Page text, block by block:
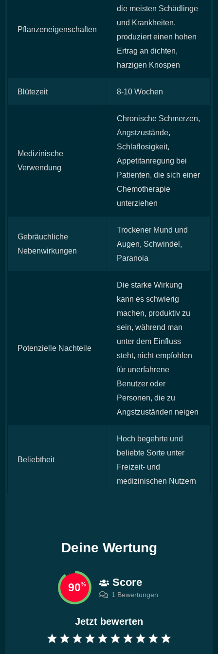
Pflanzeneigenschaften
die meisten Schädlinge
und Krankheiten,
produziert einen hohen
Ertrag an dichten,
harzigen Knospen
Blütezeit 8-10 Wochen
Medizinische
Verwendung
Chronische Schmerzen,
Angstzustände,
Schlaflosigkeit,
Appetitanregung bei
Patienten, die sich einer
Chemotherapie
unterziehen
Gebräuchliche
Nebenwirkungen
Trockener Mund und
Augen, Schwindel,
Paranoia
Potenzielle Nachteile
Die starke Wirkung
kann es schwierig
machen, produktiv zu
sein, während man
unter dem Einfluss
steht, nicht empfohlen
für unerfahrene
Benutzer oder
Personen, die zu
Angstzuständen neigen
Beliebtheit
Hoch begehrte und
beliebte Sorte unter
Freizeit- und
medizinischen Nutzern
Deine Wertung
90% Score
1 Bewertungen
Jetzt bewerten